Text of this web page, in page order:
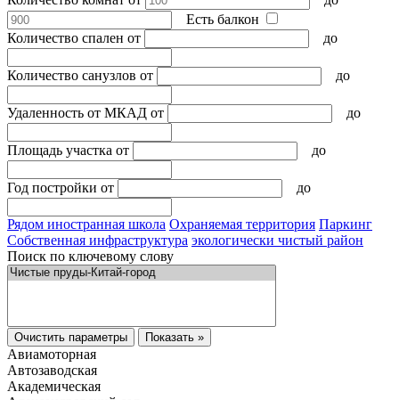
Есть балкон
Количество спален от до
Количество санузлов от до
Удаленность от МКАД от до
Площадь участка от до
Год постройки от до
Рядом иностранная школа Охраняемая территория Паркинг
Собственная инфраструктура экологически чистый район
Поиск по ключевому слову
Очистить параметры Показать »
Авиамоторная
Автозаводская
Академическая